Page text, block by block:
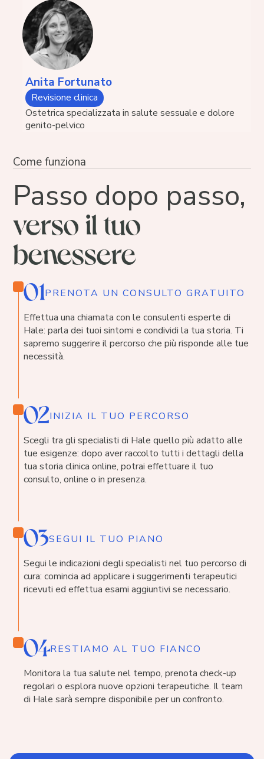
Anita Fortunato
Revisione clinica
Ostetrica specializzata in salute sessuale e dolore
genito-pelvico
Come funziona
Passo dopo passo,
verso il tuo
benessere
01PRENOTA UN CONSULTO GRATUITO
Effettua una chiamata con le consulenti esperte di
Hale: parla dei tuoi sintomi e condividi la tua storia. Ti
sapremo suggerire il percorso che più risponde alle tue
necessità.
02INIZIA IL TUO PERCORSO
Scegli tra gli specialisti di Hale quello più adatto alle
tue esigenze: dopo aver raccolto tutti i dettagli della
tua storia clinica online, potrai effettuare il tuo
consulto, online o in presenza.
03SEGUI IL TUO PIANO
Segui le indicazioni degli specialisti nel tuo percorso di
cura: comincia ad applicare i suggerimenti terapeutici
ricevuti ed effettua esami aggiuntivi se necessario.
04RESTIAMO AL TUO FIANCO
Monitora la tua salute nel tempo, prenota check-up
regolari o esplora nuove opzioni terapeutiche. Il team
di Hale sarà sempre disponibile per un confronto.